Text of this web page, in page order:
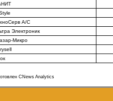
А/С
Электроник
Микро
CNews Analytics